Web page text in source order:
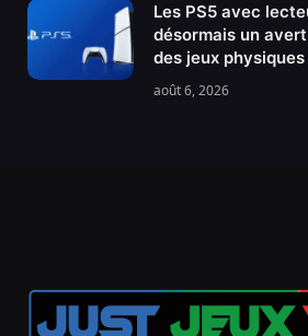
Les PS5 avec
désormais un
des jeux physiques
août 6, 2026